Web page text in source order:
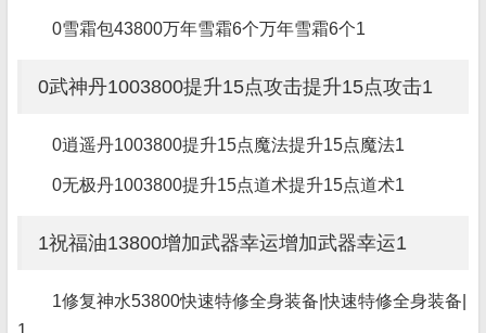
0雪霜包43800万年雪霜6个万年雪霜6个1
0武神丹1003800提升15点攻击提升15点攻击1
0逍遥丹1003800提升15点魔法提升15点魔法1
0无极丹1003800提升15点道术提升15点道术1
1祝福油13800增加武器幸运增加武器幸运1
1修复神水53800快速特修全身装备|快速特修全身装备|